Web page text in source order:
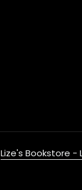
Lize's Bookstore -